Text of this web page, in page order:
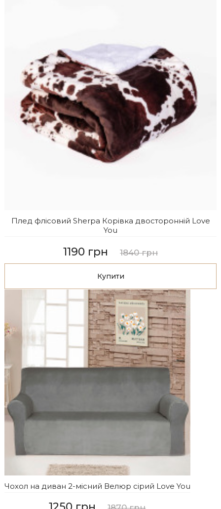
Плед флісовий Sherpa Корівка двосторонній Love
You
1190 грн 1840 грн
Купити
Чохол на диван 2-місний Велюр сірий Love You